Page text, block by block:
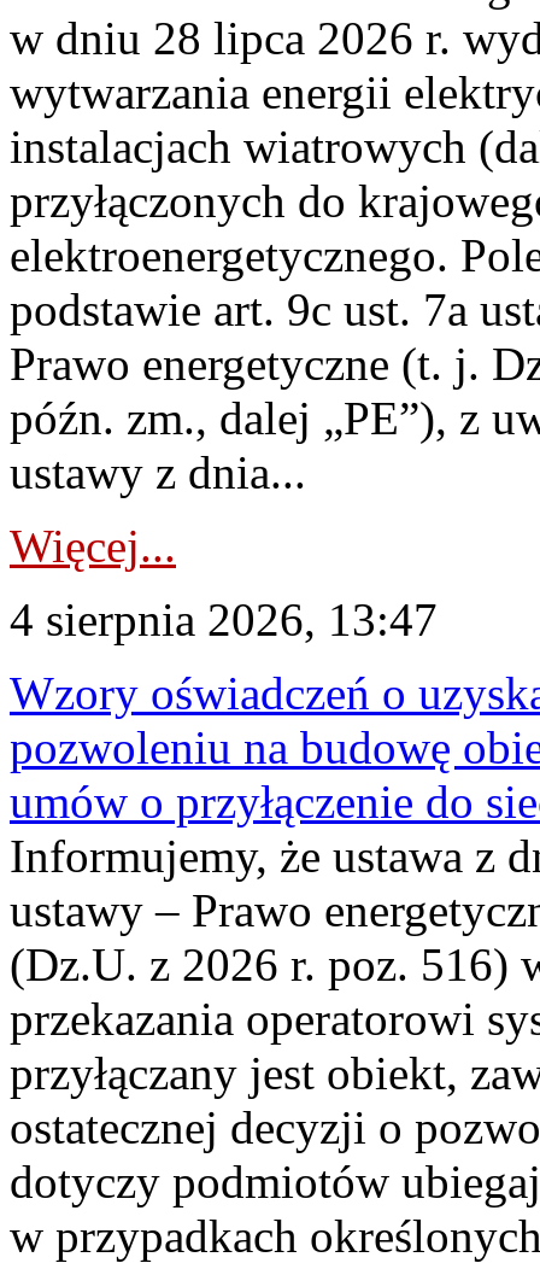
w dniu 28 lipca 2026 r.
wytwarzania energii
instalacjach wiatrowych
przyłączonych do
elektroenergetycznego.
podstawie art. 9c ust. 7a
Prawo energetyczne (t. j.
późn. zm., dalej „PE”), z
ustawy z dnia...
Więcej...
4 sierpnia 2026, 13:47
Wzory oświadczeń o
pozwoleniu na budowę
umów o przyłączenie do
Informujemy, że ustawa z
ustawy – Prawo
(Dz.U. z 2026 r. poz. 516)
przekazania operatorowi
przyłączany jest obiekt,
ostatecznej decyzji o
dotyczy podmiotów
w przypadkach